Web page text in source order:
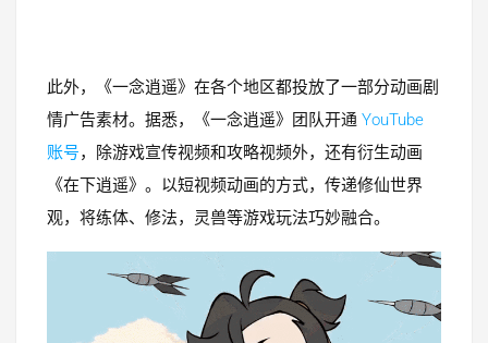
此外，《一念逍遥》在各个地区都投放了一部分动画剧
情广告素材。据悉，《一念逍遥》团队开通 YouTube
账号，除游戏宣传视频和攻略视频外，还有衍生动画
《在下逍遥》。以短视频动画的方式，传递修仙世界
观，将练体、修法，灵兽等游戏玩法巧妙融合。